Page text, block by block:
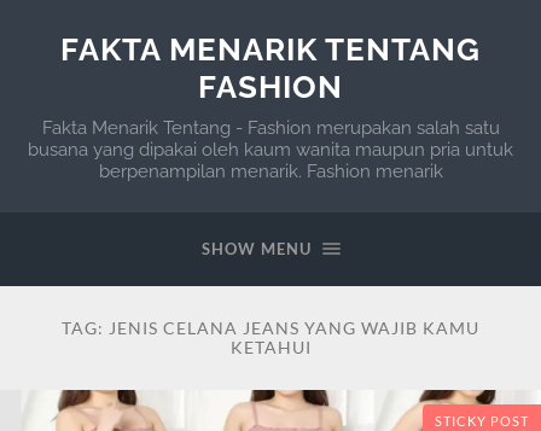
FAKTA MENARIK TENTANG
FASHION
Fakta Menarik Tentang - Fashion merupakan salah satu
busana yang dipakai oleh kaum wanita maupun pria untuk
berpenampilan menarik. Fashion menarik
SHOW MENU
TAG: JENIS CELANA JEANS YANG WAJIB KAMU
KETAHUI
STICKY POST